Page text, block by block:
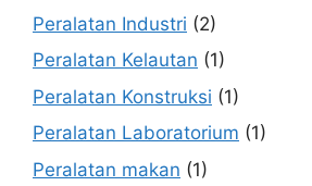
Peralatan Industri (2)
Peralatan Kelautan (1)
Peralatan Konstruksi (1)
Peralatan Laboratorium (1)
Peralatan makan (1)